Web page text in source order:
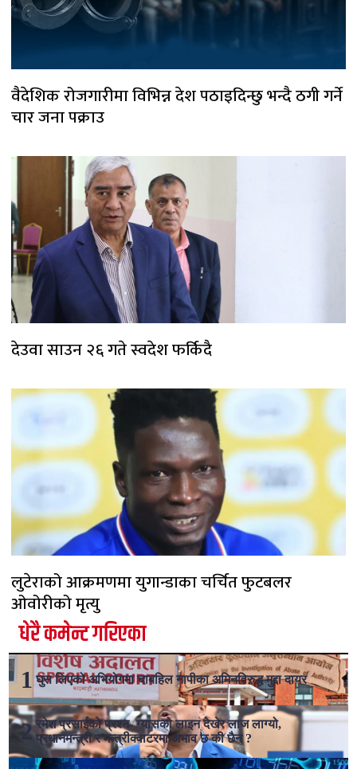
वैदेशिक रोजगारीमा विभिन्न देश पठाइदिन्छु भन्दै ठगी गर्ने
चार जना पक्राउ
देउवा साउन २६ गते स्वदेश फर्किदै
लुटेराको आक्रमणमा युगान्डाका चर्चित फुटबलर
ओवोरीको मृत्यु
धेरै कमेन्ट गरिएका
घुस लिएको अभियोगमा चाबहिल नापीका अमिनविरुद्ध मुद्दा दायर
रमेश प्रसाईको प्रश्न- ग्यासको लाइन देखेर लाज लाग्यो,
प्रधानमन्त्री र मन्त्रीक्वाटरमा अभाव छ की छैन ?